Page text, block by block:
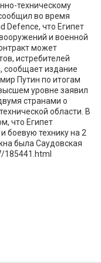
техническому
во время
Defence, что Египет
и военной
может
истребителей
сообщает издание
Путин по итогам
уровне заявил
странами о
области. В
что Египет
боевую технику на 2
была Саудовская